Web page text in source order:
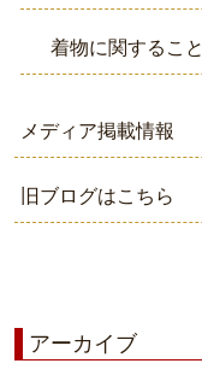
着物に関すること
メディア掲載情報
旧ブログはこちら
アーカイブ